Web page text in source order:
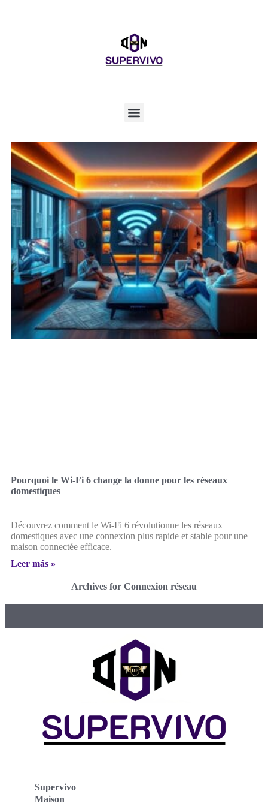
Pourquoi le Wi-Fi 6 change la donne pour les réseaux
domestiques
Découvrez comment le Wi-Fi 6 révolutionne les réseaux
domestiques avec une connexion plus rapide et stable pour une
maison connectée efficace.
Leer más »
Archives for Connexion réseau
Supervivo
Maison